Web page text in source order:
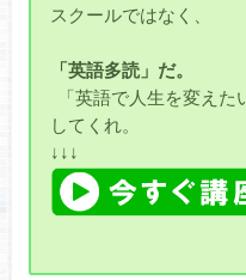
スクールではなく、
「英語多読」だ。
「英語で人生を変えた
してくれ。
↓↓↓